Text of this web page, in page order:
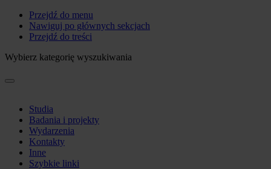
Przejdź do menu
Nawiguj po głównych sekcjach
Przejdź do treści
Wybierz kategorię wyszukiwania
Studia
Badania i projekty
Wydarzenia
Kontakty
Inne
Szybkie linki